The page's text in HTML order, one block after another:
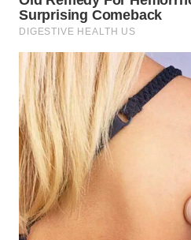
WN
WN
BINTAN
WN
MANDALIKA
WN
LIKUPANG